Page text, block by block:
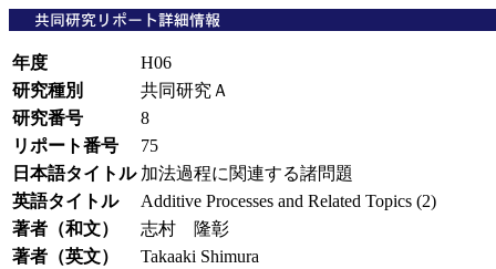
年度
H06
研究種別
共同研究Ａ
研究番号
8
リポート番号
75
日本語タイトル 加法過程に関連する諸問題
英語タイトル
Additive Processes and Related Topics (2)
著者（和文）
志村 隆彰
著者（英文）
Takaaki Shimura